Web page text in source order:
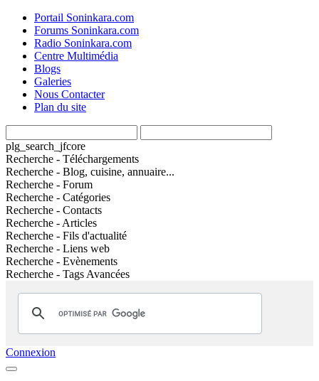
Portail Soninkara.com
Forums Soninkara.com
Radio Soninkara.com
Centre Multimédia
Blogs
Galeries
Nous Contacter
Plan du site
plg_search_jfcore
Recherche - Téléchargements
Recherche - Blog, cuisine, annuaire...
Recherche - Forum
Recherche - Catégories
Recherche - Contacts
Recherche - Articles
Recherche - Fils d'actualité
Recherche - Liens web
Recherche - Evènements
Recherche - Tags Avancées
Connexion